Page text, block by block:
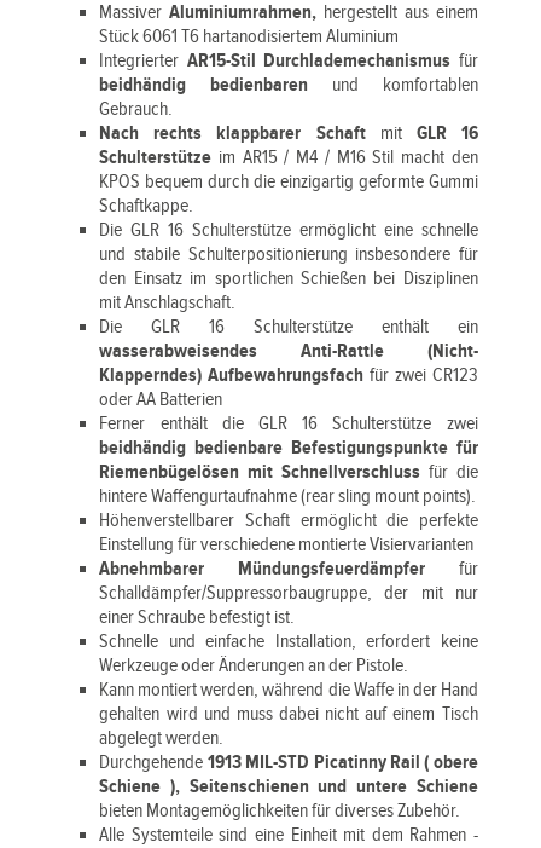
MassiverAluminiumrahmen, hergestellt aus einem
Stück 6061 T6 hartanodisiertem Aluminium
Integrierter AR15-Stil Durchlademechanismus für
beidhändig bedienbaren und komfortablen
Gebrauch.
Nach rechts klappbarer Schaft mit GLR 16
Schulterstütze im AR15 / M4 / M16 Stil macht den
KPOS bequem durch die einzigartig geformte Gummi
Schaftkappe.
Die GLR 16 Schulterstütze ermöglicht eine schnelle
und stabile Schulterpositionierung insbesondere für
den Einsatz im sportlichen Schießen bei Disziplinen
mit Anschlagschaft.
Die GLR 16 Schulterstütze enthält ein
wasserabweisendes Anti-Rattle (Nicht-
Klapperndes) Aufbewahrungsfach für zwei CR123
oder AA Batterien
Ferner enthält die GLR 16 Schulterstütze zwei
beidhändig bedienbare Befestigungspunkte für
Riemenbügelösen mit Schnellverschluss für die
hintere Waffengurtaufnahme (rear sling mount points).
Höhenverstellbarer Schaft ermöglicht die perfekte
Einstellung für verschiedene montierte Visiervarianten
Abnehmbarer Mündungsfeuerdämpfer für
Schalldämpfer/Suppressorbaugruppe, der mit nur
einer Schraube befestigt ist.
Schnelle und einfache Installation, erfordert keine
Werkzeuge oder Änderungen an der Pistole.
Kann montiert werden, während die Waffe in der Hand
gehalten wird und muss dabei nicht auf einem Tisch
abgelegt werden.
Durchgehende 1913 MIL-STD Picatinny Rail ( obere
Schiene ), Seitenschienen und untere Schiene
bieten Montagemöglichkeiten für diverses Zubehör.
Alle Systemteile sind eine Einheit mit dem Rahmen -